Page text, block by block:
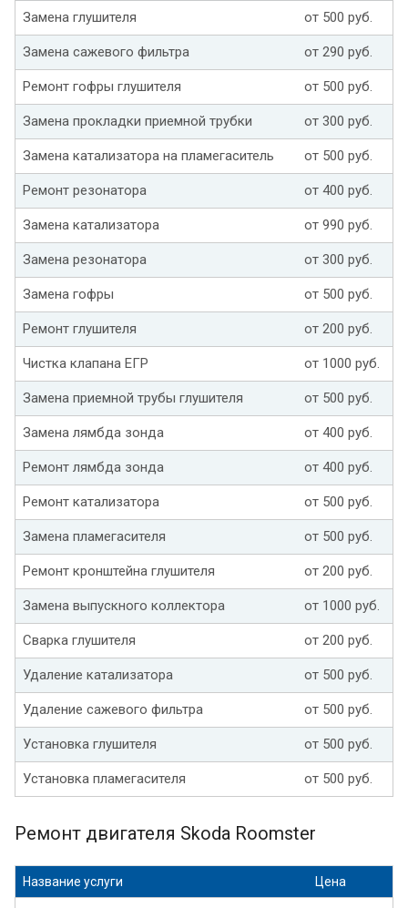
Замена глушителя от 500 руб.
Замена сажевого фильтра от 290 руб.
Ремонт гофры глушителя от 500 руб.
Замена прокладки приемной трубки от 300 руб.
Замена катализатора на пламегаситель от 500 руб.
Ремонт резонатора от 400 руб.
Замена катализатора от 990 руб.
Замена резонатора от 300 руб.
Замена гофры от 500 руб.
Ремонт глушителя от 200 руб.
Чистка клапана ЕГР от 1000 руб.
Замена приемной трубы глушителя от 500 руб.
Замена лямбда зонда от 400 руб.
Ремонт лямбда зонда от 400 руб.
Ремонт катализатора от 500 руб.
Замена пламегасителя от 500 руб.
Ремонт кронштейна глушителя от 200 руб.
Замена выпускного коллектора от 1000 руб.
Сварка глушителя от 200 руб.
Удаление катализатора от 500 руб.
Удаление сажевого фильтра от 500 руб.
Установка глушителя от 500 руб.
Установка пламегасителя от 500 руб.
Ремонт двигателя Skoda Roomster
Название услуги Цена